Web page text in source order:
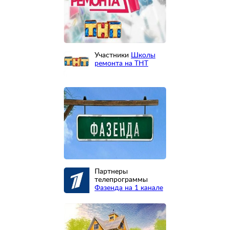
Участники Школы
ремонта на ТНТ
Партнеры
телепрограммы
Фазенда на 1 канале